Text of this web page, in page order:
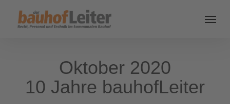
Oktober 2020
10 Jahre bauhofLeiter